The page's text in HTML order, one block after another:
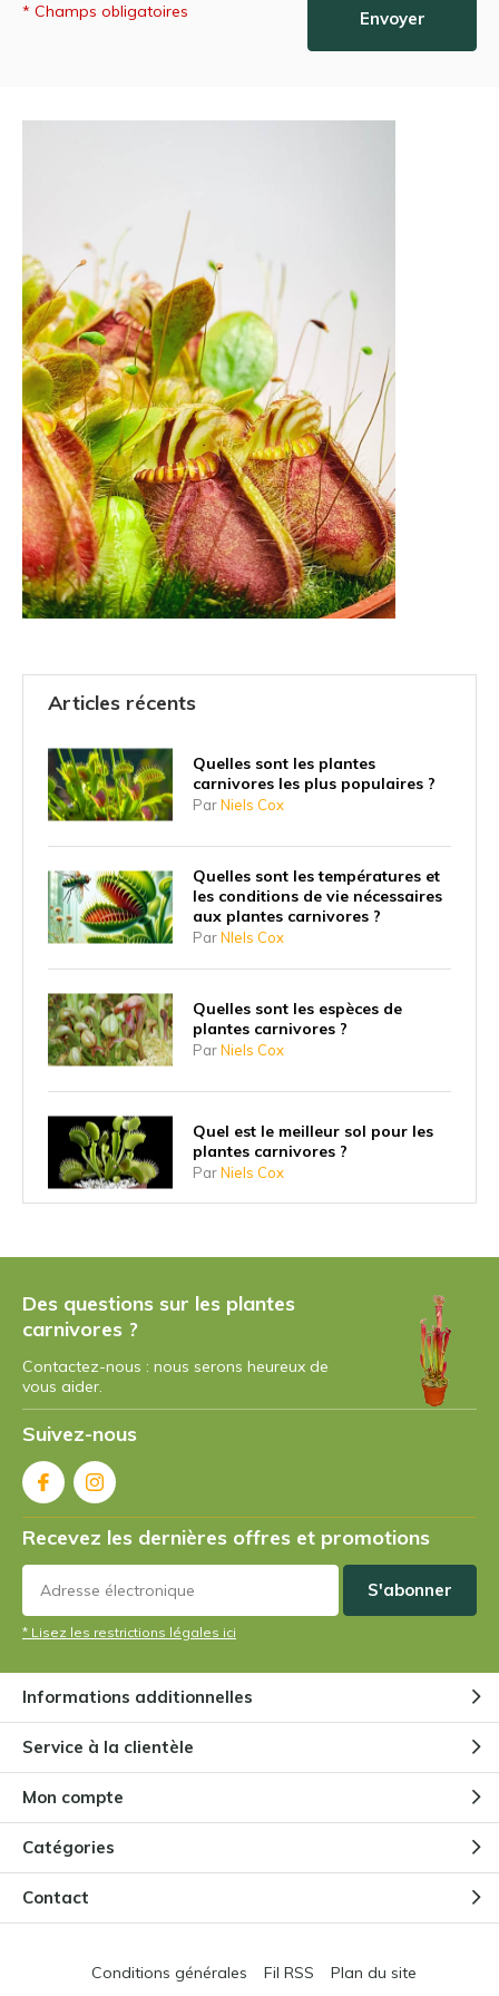
* Champs obligatoires Envoyer
Articles récents
Quelles sont les plantes
carnivores les plus populaires ?
ParNiels Cox
Quelles sont les températures et
les conditions de vie nécessaires
aux plantes carnivores ?
ParNIels Cox
Quelles sont les espèces de
plantes carnivores ?
ParNiels Cox
Quel est le meilleur sol pour les
plantes carnivores ?
ParNiels Cox
durablement vos plantes
Par Niels
ParNiels Cox
Nepenthes
ParNiels Cox
Tout ce qu'il faut savoir sur la
pinguicula
Des questions sur les plantes
carnivores ?
Contactez-nous : nous serons heureux de
vous aider.
Suivez-nous
Recevez les dernières offres et promotions
S'abonner
* Lisez les restrictions légales ici
Informations additionnelles
Service à la clientèle
Mon compte
Catégories
Contact
Conditions générales Fil RSS Plan du site